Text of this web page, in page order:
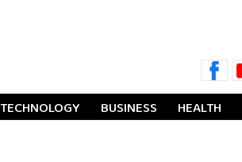
TECHNOLOGY BUSINESS HEALTH